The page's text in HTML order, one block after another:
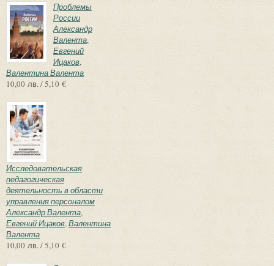
Проблемы
России
Александр
Валента,
Евгений
Ицаков,
Валентина Валента
10,00 лв. / 5,10 €
Исследовательская
педагогическая
деятельность в области
управления персоналом
Александр Валента,
Евгений Ицаков,Валентина
Валента
10,00 лв. / 5,10 €